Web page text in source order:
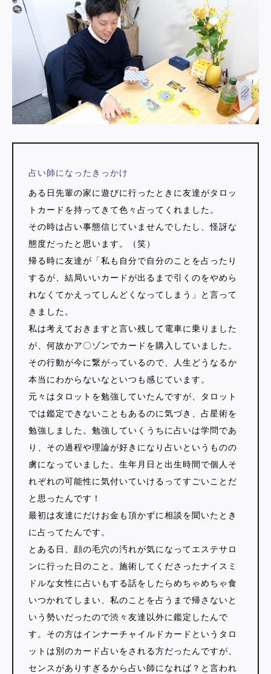
占い師になったきっかけ
ある日先輩の家に遊びに行ったときに友達がタロッ
トカードを持ってきて色々占ってくれました。
その時は占い事態信じていませんでしたし、怪訝な
態度だったと思います。（笑）
帰る時に友達が「私も自分で自分のことを占ったり
するが、結局いいカードが出るまで引くのをやめら
れなくてかえってしんどくなってしまう」と言って
きました。
私は考えておきますと言い残して電車に乗りました
が、何故かア〇ゾンでカードを購入していました。
その行動が今に繋がっているので、人生どうなるか
本当にわからないなといつも感じています。
元々はタロットを勉強していたんですが、タロット
では鑑定できないこともあるのに気づき、占星術を
勉強しました。勉強していくうちに占いは学問であ
り、その過程や理論が好きになり占いというものの
虜になっていました。生年月日と出生時間で個人そ
れぞれの可能性に気付いていけるってすごいことだ
と思ったんです！
最初は友達にだけお金も頂かずに相談を聞いたとき
に占ってたんです。
とある日、顔の毛穴の汚れが気になってエステサロ
ンに行った日のこと。施術してくださったナイスミ
ドルな女性に占いもする話をしたらめちゃめちゃ食
いつかれてしまい、私のことを占うまで帰さないと
いう勢いだったので渋々友達以外に鑑定したんで
す。その方はインナーチャイルドカードというタロ
ットは別のカード占いをされる方だったんですが、
センスがありすぎるから占い師になれば？と言われ